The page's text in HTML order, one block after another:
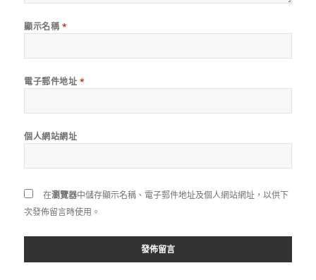
顯示名稱 *
電子郵件地址 *
個人網站網址
在瀏覽器中儲存顯示名稱、電子郵件地址及個人網站網址，以供下
次發佈留言時使用。